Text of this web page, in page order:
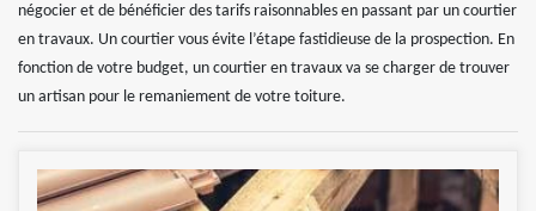
négocier et de bénéficier des tarifs raisonnables en passant par un courtier
en travaux. Un courtier vous évite l’étape fastidieuse de la prospection. En
fonction de votre budget, un courtier en travaux va se charger de trouver
un artisan pour le remaniement de votre toiture.